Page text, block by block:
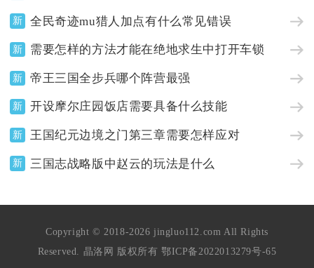
新 全民奇迹mu猎人加点有什么常见错误
新 需要怎样的方法才能在绝地求生中打开车锁
新 帝王三国全步兵哪个阵营最强
新 开设摩尔庄园饭店需要具备什么技能
新 王国纪元边境之门第三章需要怎样应对
新 三国志战略版中赵云的玩法是什么
Copyright © 2018-2026 jingluo112.com All Rights
Reserved. 晶洛网 版权所有 鄂ICP备2022013279号-65